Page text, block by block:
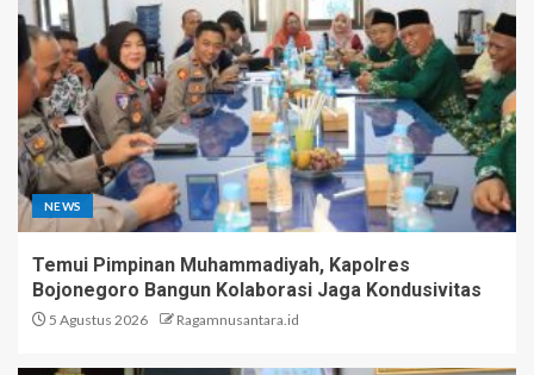
NEWS
Temui Pimpinan Muhammadiyah, Kapolres
Bojonegoro Bangun Kolaborasi Jaga Kondusivitas
5 Agustus 2026 Ragamnusantara.id